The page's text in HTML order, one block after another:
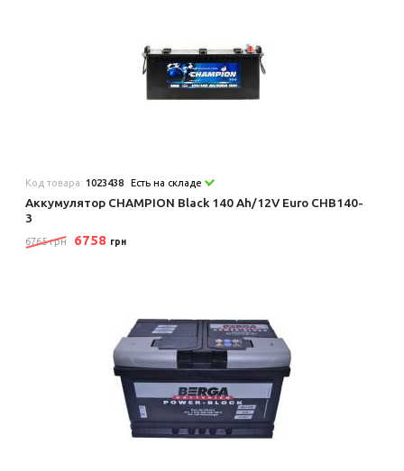
Код товара: 1023438 Есть на складе
Аккумулятор CHAMPION Black 140 Ah/12V Euro CHB140-
3
6765 грн 6758 грн